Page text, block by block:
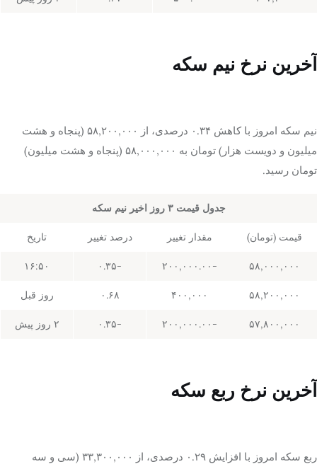
آخرین نرخ نیم سکه
نیم سکه امروز با کاهش ۰.۳۴ درصدی، از ۵۸,۲۰۰,۰۰۰ (پنجاه و هشت
میلیون و دویست هزار) تومان به ۵۸,۰۰۰,۰۰۰ (پنجاه و هشت میلیون)
تومان رسید.
جدول قیمت ۳ روز اخیر نیم سکه
قیمت (تومان) مقدار تغییر درصد تغییر تاریخ
۵۸,۰۰۰,۰۰۰ -۲۰۰,۰۰۰.۰۰ -۰.۳۵ ۱۶:۵۰
۵۸,۲۰۰,۰۰۰ ۴۰۰,۰۰۰ ۰.۶۸ روز قبل
۵۷,۸۰۰,۰۰۰ -۲۰۰,۰۰۰.۰۰ -۰.۳۵ ۲ روز پیش
آخرین نرخ ربع سکه
ربع سکه امروز با افزایش ۰.۲۹ درصدی، از ۳۳,۳۰۰,۰۰۰ (سی و سه